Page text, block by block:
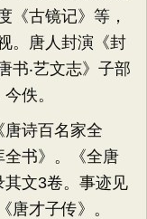
《古镜记》等，
。唐人封演《封
书‧艺文志》子部
佚。
诗百名家全
书》。《全唐
文3卷。事迹见
唐才子传》。